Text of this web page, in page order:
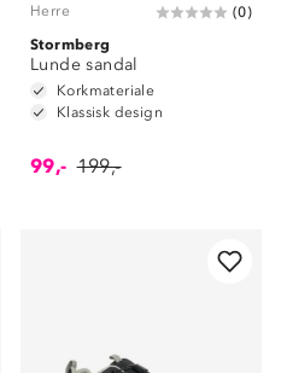
Herre (0)
Stormberg
Lunde sandal
Korkmateriale
Klassisk design
99,- 199,-